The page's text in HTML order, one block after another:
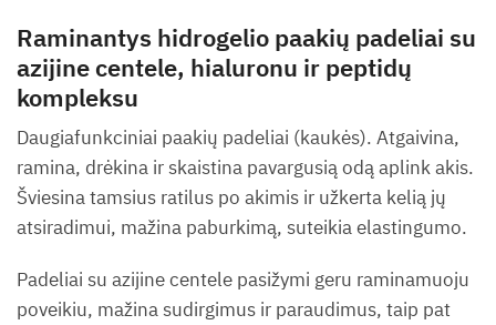
Raminantys hidrogelio paakių padeliai su
azijine centele, hialuronu ir peptidų
kompleksu
Daugiafunkciniai paakių padeliai (kaukės). Atgaivina,
ramina, drėkina ir skaistina pavargusią odą aplink akis.
Šviesina tamsius ratilus po akimis ir užkerta kelią jų
atsiradimui, mažina paburkimą, suteikia elastingumo.
Padeliai su azijine centele pasižymi geru raminamuoju
poveikiu, mažina sudirgimus ir paraudimus, taip pat